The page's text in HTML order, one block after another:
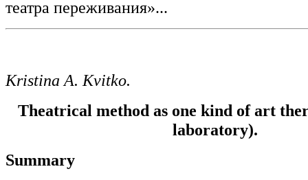
театра переживания»...
Kristina A. Kvitko.
Theatrical method as one kind of art
laboratory).
Summary